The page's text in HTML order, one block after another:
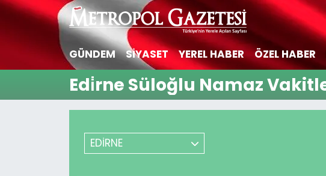
GÜNDEM SİYASET YEREL HABER ÖZEL HABER
Edi̇rne Süloğlu Namaz
EDİRNE
Hava Durumu
Trafik Durumu
Süper Lig Puan Durumu ve Fikstür
Tüm Manşetler